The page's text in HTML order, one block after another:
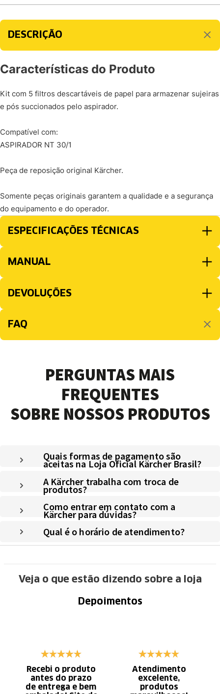
DESCRIÇÃO
Características do Produto
Kit com 5 filtros descartáveis de papel para armazenar sujeiras
e pós succionados pelo aspirador.
Compatível com:
ASPIRADOR NT 30/1
Peça de reposição original Kärcher.
Somente peças originais garantem a qualidade e a segurança
do equipamento e do operador.
ESPECIFICAÇÕES TÉCNICAS
MANUAL
DEVOLUÇÕES
FAQ
PERGUNTAS MAIS
FREQUENTES
SOBRE NOSSOS PRODUTOS
Quais formas de pagamento são
aceitas na Loja Oficial Kärcher Brasil?
A Kärcher trabalha com troca de
produtos?
Como entrar em contato com a
Kärcher para dúvidas?
Qual é o horário de atendimento?
Veja o que estão dizendo sobre a loja
Depoimentos
Recebi o produto
antes do prazo
de entrega e bem
Atendimento
excelente,
produtos